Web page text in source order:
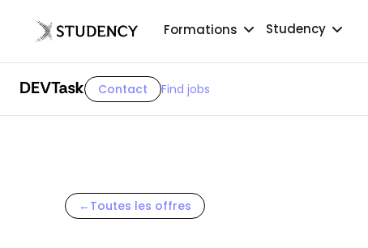
Formations Studency
Contact Find jobs
← Toutes les offres